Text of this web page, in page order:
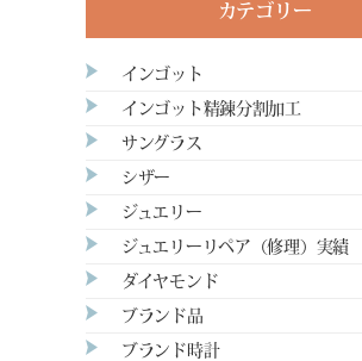
カテゴリー
インゴット
インゴット精錬分割加工
サングラス
シザー
ジュエリー
ジュエリーリペア（修理）実績
ダイヤモンド
ブランド品
ブランド時計